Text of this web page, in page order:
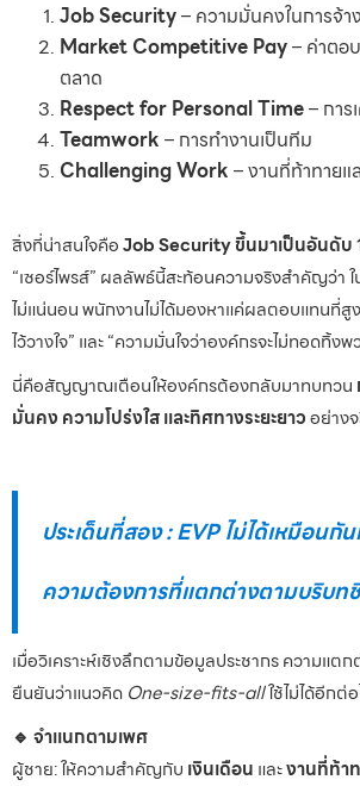
Job Security– ความมั่นคงในการจ้า
Market Competitive Pay– ค่าตอ
ตลาด
Respect for Personal Time– การ
Teamwork – การทำงานเป็นทีม
Challenging Work – งานที่ท้าทายแ
สิ่งที่น่าสนใจคือJob Security ขึ้นมาเป็นอันดับ
“เซอร์ไพรส์” ผลลัพธ์นี้สะท้อนความจริงสำคัญว่า
ไม่แน่นอน พนักงานไม่ได้มองหาแค่ผลตอบแทนที่สู
ไว้วางใจ” และ “ความมั่นใจว่าองค์กรจะไม่ทอดทิ้งพ
นี่คือสัญญาณเตือนให้องค์กรต้องกลับมาทบทวน
มั่นคง ความโปร่งใส และทิศทางระยะยาวอย่าง
ประเด็นที่สอง : EVP ไม่ได้เหมือนกั
ความต้องการที่แตกต่างตามบริบท
เมื่อวิเคราะห์เชิงลึกตามข้อมูลประชากร ความแต
ยืนยันว่าแนวคิด One-size-fits-allใช้ไม่ได้อีกต่
🔹 จำแนกตามเพศ
ผู้ชาย: ให้ความสำคัญกับ เงินเดือน และงานที่ท้า